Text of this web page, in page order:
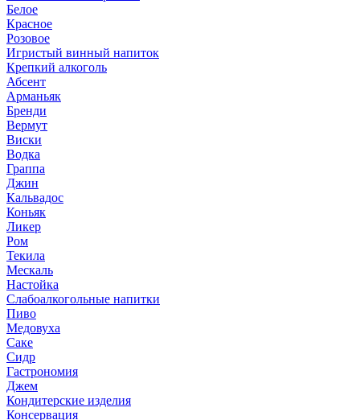
Белое
Красное
Розовое
Игристый винный напиток
Крепкий алкоголь
Абсент
Арманьяк
Бренди
Вермут
Виски
Водка
Граппа
Джин
Кальвадос
Коньяк
Ликер
Ром
Текила
Мескаль
Настойка
Слабоалкогольные напитки
Пиво
Медовуха
Саке
Сидр
Гастрономия
Джем
Кондитерские изделия
Консервация